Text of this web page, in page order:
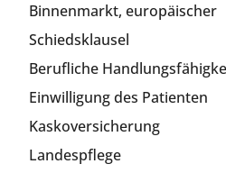
Binnenmarkt, europäischer
Schiedsklausel
Berufliche
Einwilligung des Patienten
Kaskoversicherung
Landespflege